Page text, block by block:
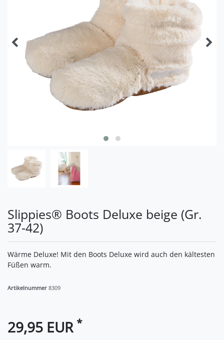
Slippies® Boots Deluxe beige (Gr.
37-42)
Wärme Deluxe! Mit den Boots Deluxe wird auch den kältesten
Füßen warm.
Artikelnummer 8309
29,95 EUR *